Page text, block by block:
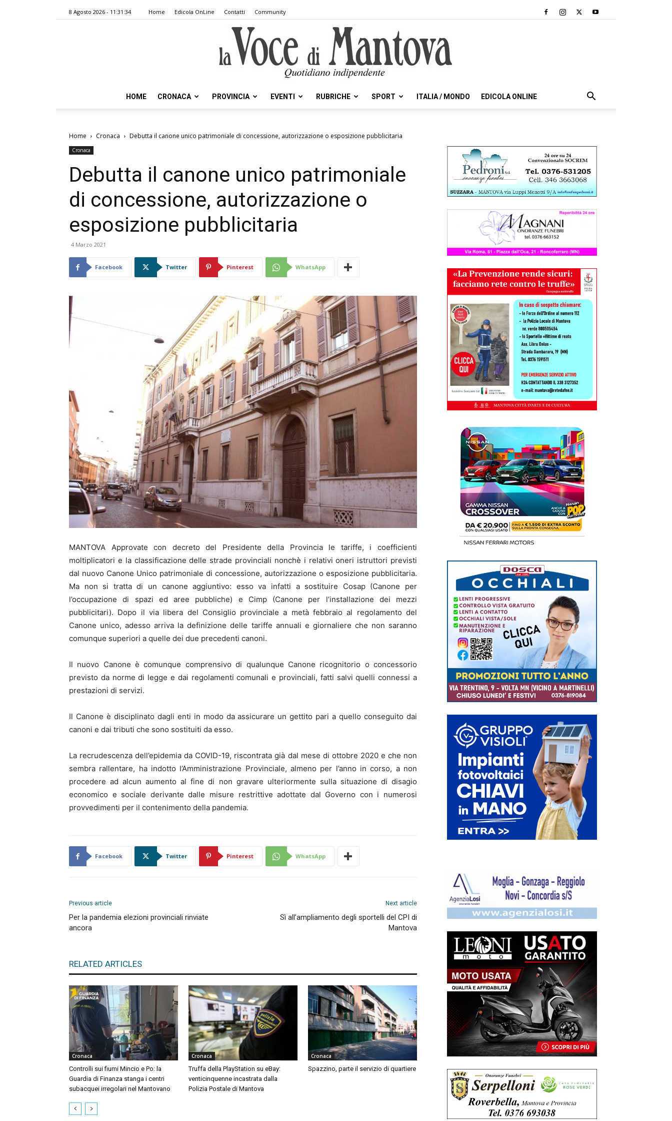
8 Agosto 2026 - 11:31:34 Home Edicola OnLine Contatti Community
Voce
Mantova
HOME CRONACA PROVINCIA EVENTI RUBRICHE SPORT ITALIA / MONDO EDICOLA ONLINE
Home Cronaca Debutta il canone unico patrimoniale di concessione, autorizzazione o esposizione pubblicitaria
Cronaca
Debutta il canone unico patrimoniale
di concessione, autorizzazione o
esposizione pubblicitaria
4 Marzo 2021
Facebook Twitter Pinterest WhatsApp
MANTOVA Approvate con decreto del Presidente della Provincia le tariffe, i coefficienti
moltiplicatori e la classificazione delle strade provinciali nonchè i relativi oneri istruttori previsti
dal nuovo Canone Unico patrimoniale di concessione, autorizzazione o esposizione pubblicitaria.
Ma non si tratta di un canone aggiuntivo: esso va infatti a sostituire Cosap (Canone per
l’occupazione di spazi ed aree pubbliche) e Cimp (Canone per l’installazione dei mezzi
pubblicitari). Dopo il via libera del Consiglio provinciale a metà febbraio al regolamento del
Canone unico, adesso arriva la definizione delle tariffe annuali e giornaliere che non saranno
comunque superiori a quelle dei due precedenti canoni.
Il nuovo Canone è comunque comprensivo di qualunque Canone ricognitorio o concessorio
previsto da norme di legge e dai regolamenti comunali e provinciali, fatti salvi quelli connessi a
prestazioni di servizi.
Il Canone è disciplinato dagli enti in modo da assicurare un gettito pari a quello conseguito dai
canoni e dai tributi che sono sostituiti da esso.
La recrudescenza dell’epidemia da COVID-19, riscontrata già dal mese di ottobre 2020 e che non
sembra rallentare, ha indotto l’Amministrazione Provinciale, almeno per l’anno in corso, a non
procedere ad alcun aumento al fine di non gravare ulteriormente sulla situazione di disagio
economico e sociale derivante dalle misure restrittive adottate dal Governo con i numerosi
provvedimenti per il contenimento della pandemia.
Facebook Twitter Pinterest WhatsApp
Previous article
Per la pandemia elezioni provinciali rinviate
ancora
Next article
Sì all’ampliamento degli sportelli del CPI di
Mantova
RELATED ARTICLES
Cronaca
Controlli sui fiumi Mincio e Po: la
Guardia di Finanza stanga i centri
subacquei irregolari nel Mantovano
Cronaca
Truffa della PlayStation su eBay:
venticinquenne incastrata dalla
Polizia Postale di Mantova
Cronaca
Spazzino, parte il servizio di quartiere